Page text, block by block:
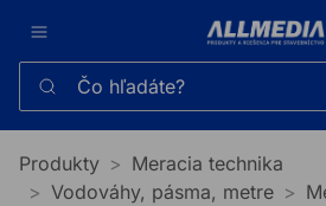
Čo hľadáte?
Produkty
Meracia technika
Vodováhy, pásma, metre